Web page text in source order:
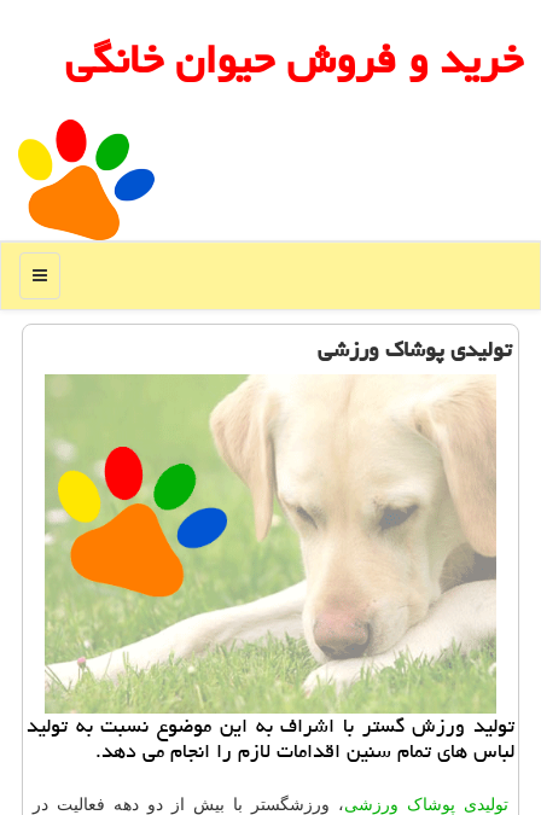
خرید و فروش حیوان خانگی
منو
تولیدی پوشاك ورزشی
تولید ورزش گستر با اشراف به این موضوع نسبت به تولید
لباس های تمام سنین اقدامات لازم را انجام می دهد.
تولیدی پوشاک ورزشی، ورزشگستر با بیش از دو دهه فعالیت در